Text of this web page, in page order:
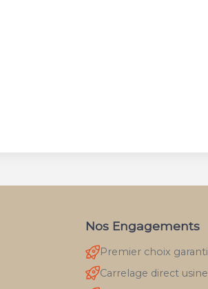
Nos Engagements
Premier choix garanti
Carrelage direct usine